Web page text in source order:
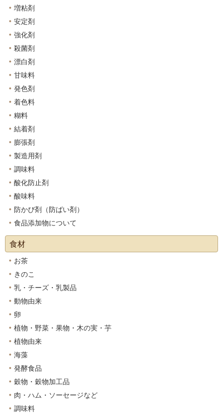
増粘剤
安定剤
強化剤
殺菌剤
漂白剤
甘味料
発色剤
着色料
糊料
結着剤
膨張剤
製造用剤
調味料
酸化防止剤
酸味料
防かび剤（防ばい剤）
食品添加物について
食材
お茶
きのこ
乳・チーズ・乳製品
動物由来
卵
植物・野菜・果物・木の実・芋
植物由来
海藻
発酵食品
穀物・穀物加工品
肉・ハム・ソーセージなど
調味料